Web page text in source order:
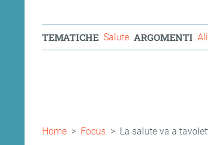
TEMATICHE Salute ARGOMENTI
Briciole
Home Focus La salute va a